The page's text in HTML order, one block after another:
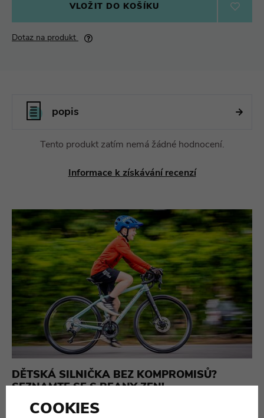
VLOŽIT DO KOŠÍKU
Dotaz na produkt
popis
Tento produkt zatím nemá žádné hodnocení.
Informace k získávání recenzí
DĚTSKÁ SILNIČKA BEZ KOMPROMISŮ?
SEZNAMTE SE S BEANY ZEN!
14.07.26 445x přečteno
COOKIES